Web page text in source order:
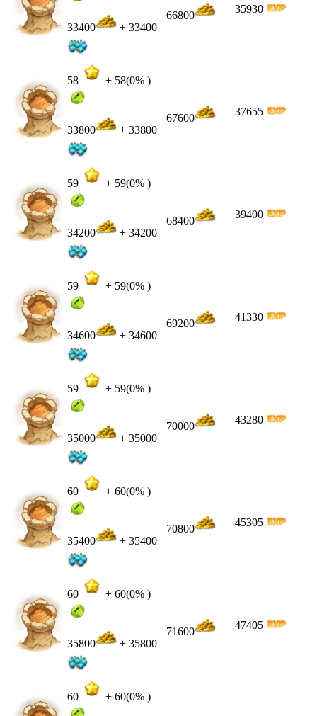
33400 + 33400
66800
35930
58 + 58(0% )
33800 + 33800
67600
37655
59 + 59(0% )
34200 + 34200
68400
39400
59 + 59(0% )
34600 + 34600
69200
41330
59 + 59(0% )
35000 + 35000
70000
43280
60 + 60(0% )
35400 + 35400
70800
45305
60 + 60(0% )
35800 + 35800
71600
47405
60 + 60(0% )